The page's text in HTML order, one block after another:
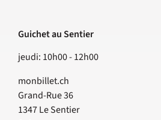
Guichet au Sentier
jeudi: 10h00 - 12h00
monbillet.ch
Grand-Rue 36
1347Le Sentier